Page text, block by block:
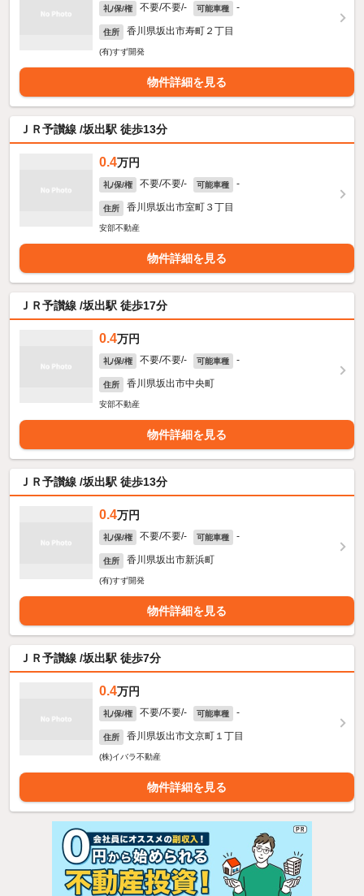
礼/保/権 不要/不要/- 可能車種 -
住所 香川県坂出市寿町２丁目
(有)すず開発
物件詳細を見る
ＪＲ予讃線 /坂出駅 徒歩13分
0.4万円
礼/保/権 不要/不要/- 可能車種 -
住所 香川県坂出市室町３丁目
安部不動産
物件詳細を見る
ＪＲ予讃線 /坂出駅 徒歩17分
0.4万円
礼/保/権 不要/不要/- 可能車種 -
住所 香川県坂出市中央町
安部不動産
物件詳細を見る
ＪＲ予讃線 /坂出駅 徒歩13分
0.4万円
礼/保/権 不要/不要/- 可能車種 -
住所 香川県坂出市新浜町
(有)すず開発
物件詳細を見る
ＪＲ予讃線 /坂出駅 徒歩7分
0.4万円
礼/保/権 不要/不要/- 可能車種 -
住所 香川県坂出市文京町１丁目
(株)イバラ不動産
物件詳細を見る